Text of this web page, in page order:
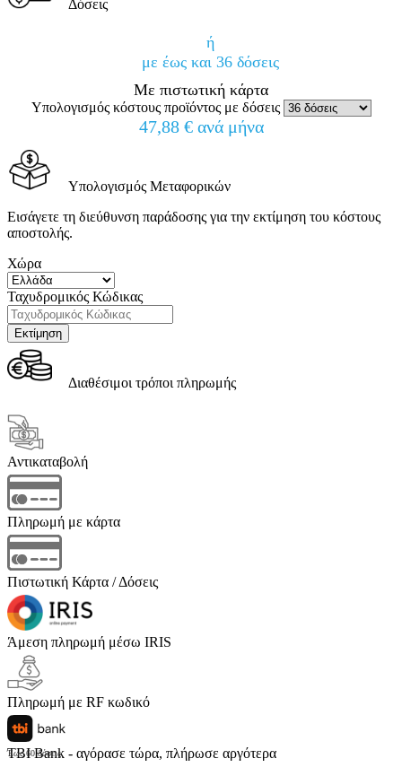
Δόσεις
ή
με έως και 36 δόσεις
Με πιστωτική κάρτα
Υπολογισμός κόστους προϊόντος με δόσεις
47,88 € ανά μήνα
Υπολογισμός Μεταφορικών
Εισάγετε τη διεύθυνση παράδοσης για την εκτίμηση του κόστους
αποστολής.
Χώρα
Ταχυδρομικός Κώδικας
Διαθέσιμοι τρόποι πληρωμής
Αντικαταβολή
Πληρωμή με κάρτα
Πιστωτική Κάρτα / Δόσεις
Άμεση πληρωμή μέσω IRIS
Πληρωμή με RF κωδικό
TBI Bank - αγόρασε τώρα, πλήρωσε αργότερα
Έως 60 δόσεις